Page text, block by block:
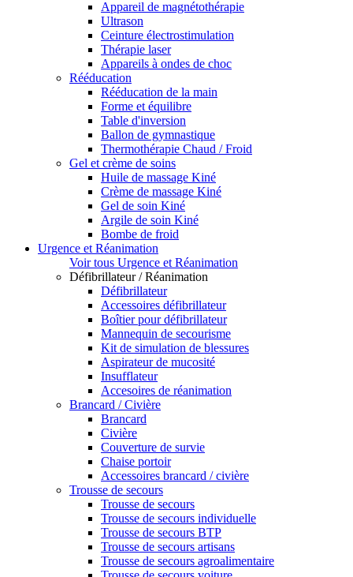
Appareil de magnétothérapie
Ultrason
Ceinture électrostimulation
Thérapie laser
Appareils à ondes de choc
Rééducation
Rééducation de la main
Forme et équilibre
Table d'inversion
Ballon de gymnastique
Thermothérapie Chaud / Froid
Gel et crème de soins
Huile de massage Kiné
Crème de massage Kiné
Gel de soin Kiné
Argile de soin Kiné
Bombe de froid
Urgence et Réanimation
Voir tous Urgence et Réanimation
Défibrillateur / Réanimation
Défibrillateur
Accessoires défibrillateur
Boîtier pour défibrillateur
Mannequin de secourisme
Kit de simulation de blessures
Aspirateur de mucosité
Insufflateur
Accesoires de réanimation
Brancard / Civière
Brancard
Civière
Couverture de survie
Chaise portoir
Accessoires brancard / civière
Trousse de secours
Trousse de secours
Trousse de secours individuelle
Trousse de secours BTP
Trousse de secours artisans
Trousse de secours agroalimentaire